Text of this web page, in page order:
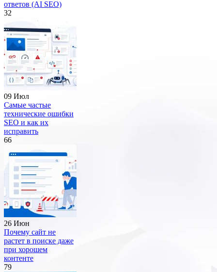
ответов (AI SEO)
32
09 Июл
Самые частые
технические ошибки
SEO и как их
исправить
66
26 Июн
Почему сайт не
растет в поиске даже
при хорошем
контенте
79